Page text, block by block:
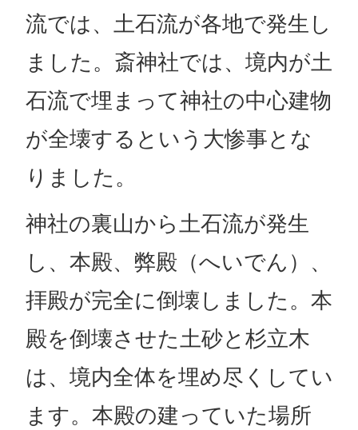
流では、土石流が各地で発生し
ました。斎神社では、境内が土
石流で埋まって神社の中心建物
が全壊するという大惨事とな
りました。
神社の裏山から土石流が発生
し、本殿、弊殿（へいでん）、
拝殿が完全に倒壊しました。本
殿を倒壊させた土砂と杉立木
は、境内全体を埋め尽くしてい
ます。本殿の建っていた場所